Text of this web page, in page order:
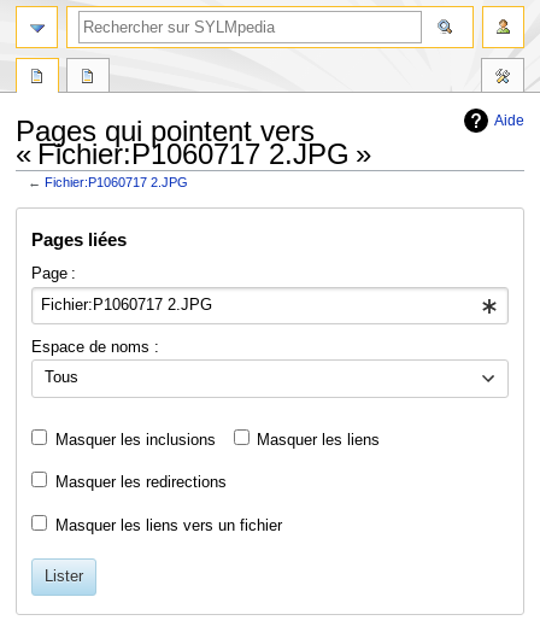
Aide
Pages qui pointent vers
« Fichier:P1060717 2.JPG »
←Fichier:P1060717 2.JPG
navigation
recherche
Pages liées
Page :
Espace de noms :
Tous
Masquer les inclusions Masquer les liens
Masquer les redirections
Masquer les liens vers un fichier
Lister